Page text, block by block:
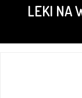
content
LEKI NA